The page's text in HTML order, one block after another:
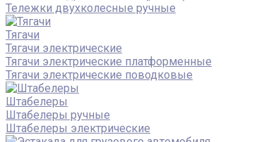
Тележки двухколесные ручные
Тягачи
Тягачи электрические
Тягачи электрические платформенные
Тягачи электрические поводковые
Штабелеры
Штабелеры ручные
Штабелеры электрические